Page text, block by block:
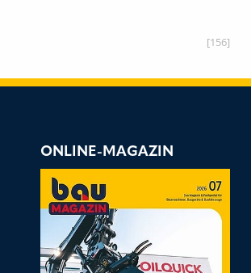
[156]
ONLINE-MAGAZIN